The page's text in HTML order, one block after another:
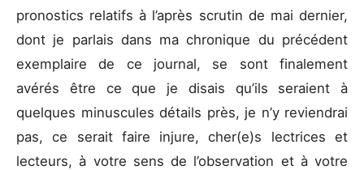
pronostics relatifs à l’après scrutin de mai dernier,
dont je parlais dans ma chronique du précédent
exemplaire de ce journal, se sont finalement
avérés être ce que je disais qu’ils seraient à
quelques minuscules détails près, je n’y reviendrai
pas, ce serait faire injure, cher(e)s lectrices et
lecteurs, à votre sens de l’observation et à votre